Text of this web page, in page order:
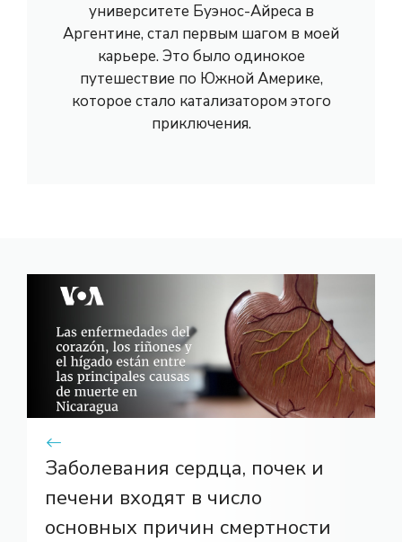
университете Буэнос-Айреса в
Аргентине, стал первым шагом в моей
карьере. Это было одинокое
путешествие по Южной Америке,
которое стало катализатором этого
приключения.
Заболевания сердца, почек и
печени входят в число
основных причин смертности